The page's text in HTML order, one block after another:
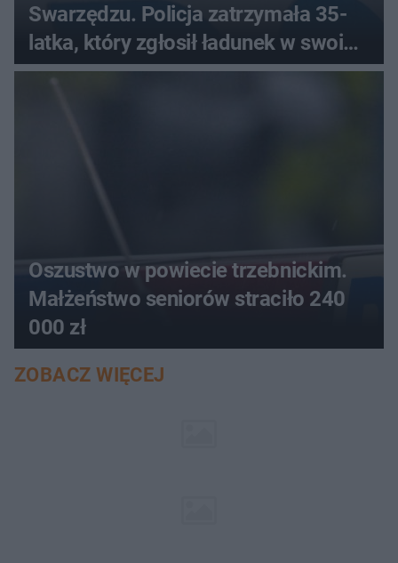
Swarzędzu. Policja zatrzymała 35-
latka, który zgłosił ładunek w swoim
aucie
Oszustwo w powiecie trzebnickim.
Małżeństwo seniorów straciło 240
000 zł
ZOBACZ WIĘCEJ